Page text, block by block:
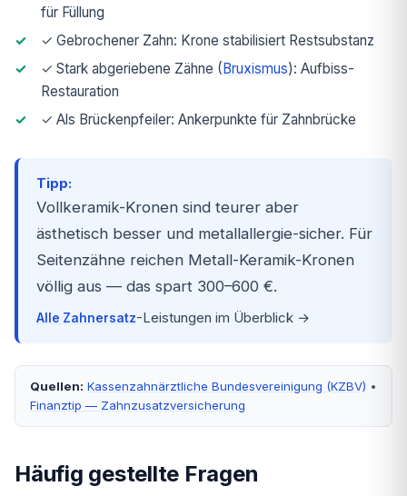
für Füllung
✓ Gebrochener Zahn: Krone stabilisiert Restsubstanz
✓ Stark abgeriebene Zähne (Bruxismus): Aufbiss-
Restauration
✓ Als Brückenpfeiler: Ankerpunkte für Zahnbrücke
Tipp:
Vollkeramik-Kronen sind teurer aber
ästhetisch besser und metallallergie-sicher. Für
Seitenzähne reichen Metall-Keramik-Kronen
völlig aus — das spart 300–600 €.
Alle Zahnersatz-Leistungen im Überblick →
Quellen: Kassenzahnärztliche Bundesvereinigung (KZBV) •
Finanztip — Zahnzusatzversicherung
Häufig gestellte Fragen